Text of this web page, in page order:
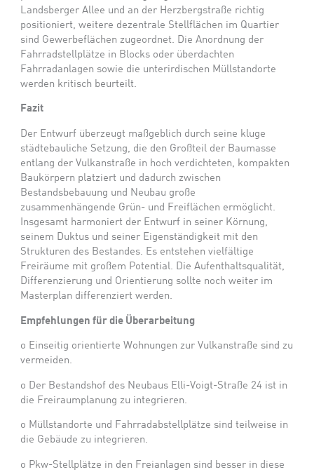
Landsberger Allee und an der Herzbergstraße richtig
positioniert, weitere dezentrale Stellflächen im Quartier
sind Gewerbeflächen zugeordnet. Die Anordnung der
Fahrradstellplätze in Blocks oder überdachten
Fahrradanlagen sowie die unterirdischen Müllstandorte
werden kritisch beurteilt.
Fazit
Der Entwurf überzeugt maßgeblich durch seine kluge
städtebauliche Setzung, die den Großteil der Baumasse
entlang der Vulkanstraße in hoch verdichteten, kompakten
Baukörpern platziert und dadurch zwischen
Bestandsbebauung und Neubau große
zusammenhängende Grün- und Freiflächen ermöglicht.
Insgesamt harmoniert der Entwurf in seiner Körnung,
seinem Duktus und seiner Eigenständigkeit mit den
Strukturen des Bestandes. Es entstehen vielfältige
Freiräume mit großem Potential. Die Aufenthaltsqualität,
Differenzierung und Orientierung sollte noch weiter im
Masterplan differenziert werden.
Empfehlungen für die Überarbeitung
o Einseitig orientierte Wohnungen zur Vulkanstraße sind zu
vermeiden.
o Der Bestandshof des Neubaus Elli-Voigt-Straße 24 ist in
die Freiraumplanung zu integrieren.
o Müllstandorte und Fahrradabstellplätze sind teilweise in
die Gebäude zu integrieren.
o Pkw-Stellplätze in den Freianlagen sind besser in diese